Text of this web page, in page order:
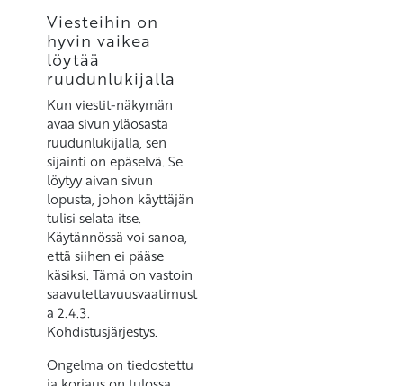
Viesteihin on
hyvin vaikea
löytää
ruudunlukijalla
Kun viestit-näkymän
avaa sivun yläosasta
ruudunlukijalla, sen
sijainti on epäselvä. Se
löytyy aivan sivun
lopusta, johon käyttäjän
tulisi selata itse.
Käytännössä voi sanoa,
että siihen ei pääse
käsiksi. Tämä on vastoin
saavutettavuusvaatimust
a 2.4.3.
Kohdistusjärjestys.
Ongelma on tiedostettu